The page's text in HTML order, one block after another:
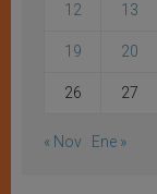
12 13
19 20
26 27
« Nov Ene »